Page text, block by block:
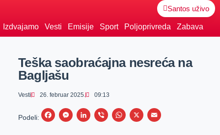
Santos uživo
Izdvajamo Vesti Emisije Sport Poljoprivreda Zabava
Teška saobraćajna nesreća na
Bagljašu
Vesti 26. februar 2025. 09:13
Podeli:
F
M
L
V
W
X
E